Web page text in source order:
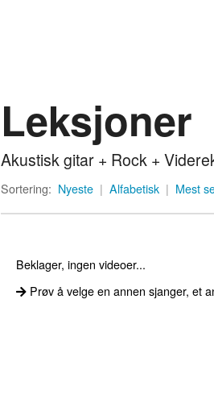
Leksjoner
Akustisk gitar + Rock +
Sortering: Nyeste | Alfabetisk | Mest
Beklager, ingen videoer...
Prøv å velge en annen sjanger, et